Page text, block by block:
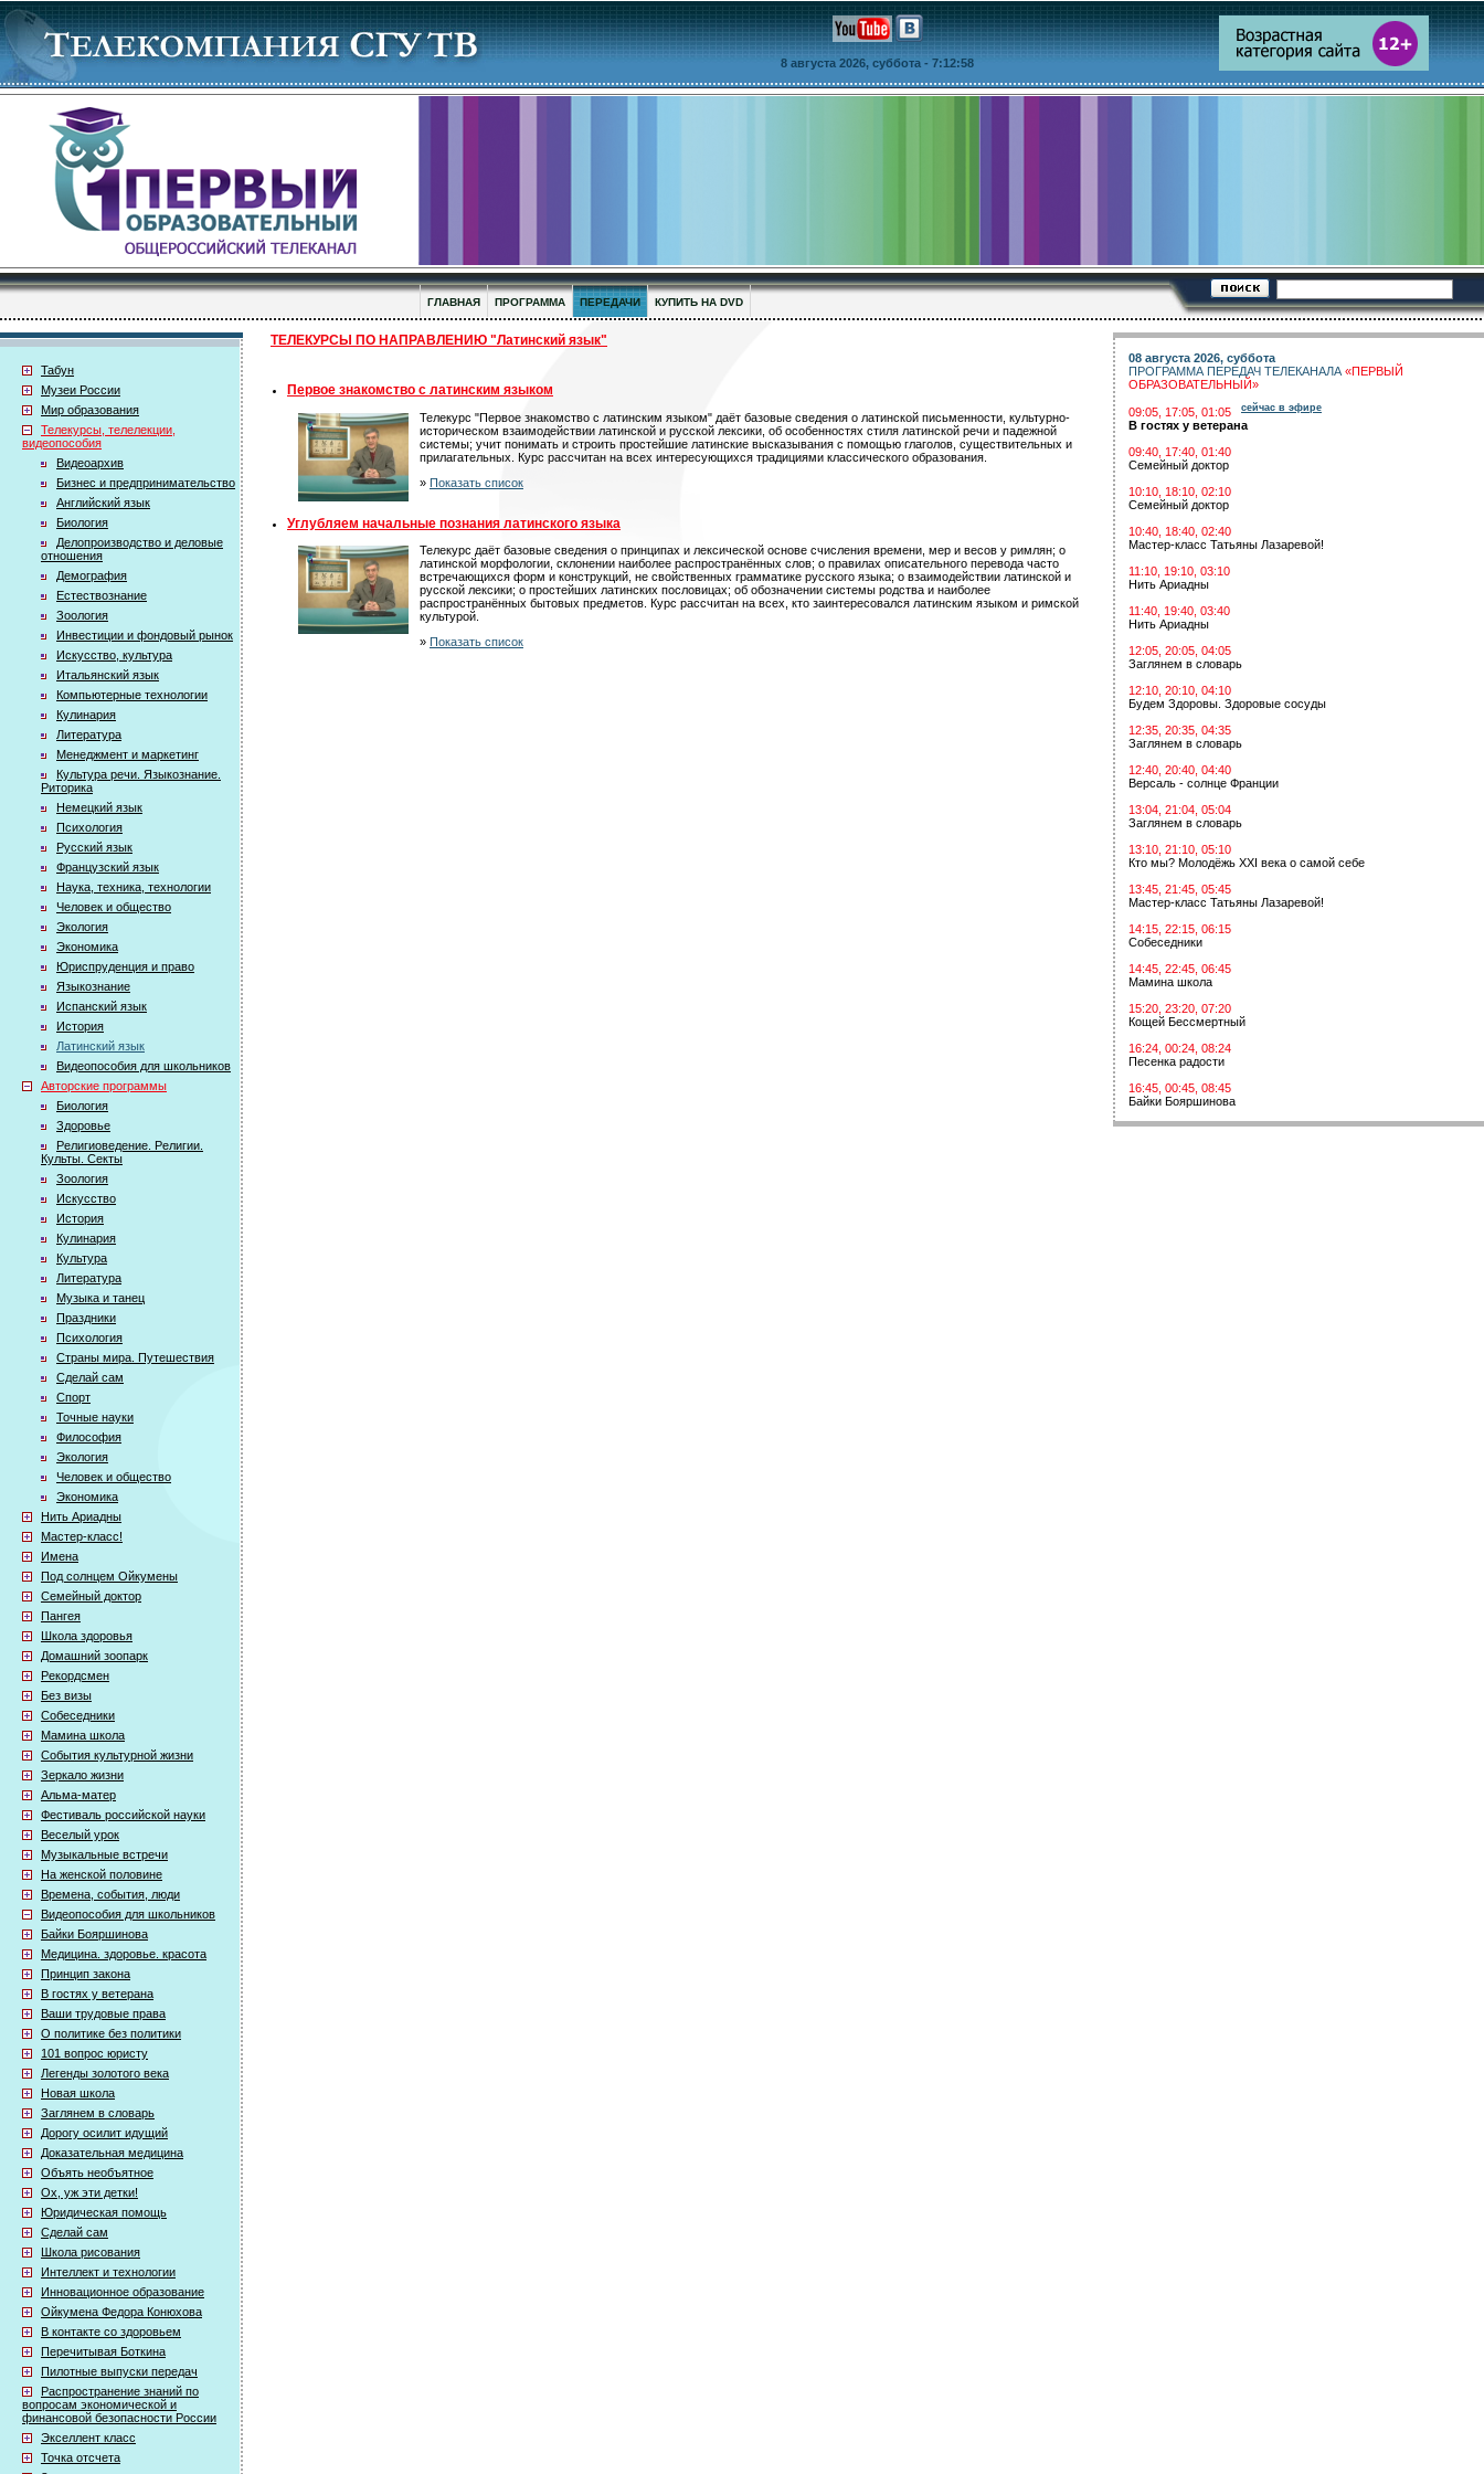
8 августа 2026, суббота - 7:12:58
ГЛАВНАЯ ПРОГРАММА ПЕРЕДАЧИ КУПИТЬ НА DVD
Табун
Музеи России
Мир образования
Телекурсы, телелекции,
видеопособия
Видеоархив
Бизнес и предпринимательство
Английский язык
Биология
Делопроизводство и деловые
отношения
Демография
Естествознание
Зоология
Инвестиции и фондовый рынок
Искусство, культура
Итальянский язык
Компьютерные технологии
Кулинария
Литература
Менеджмент и маркетинг
Культура речи. Языкознание.
Риторика
Немецкий язык
Психология
Русский язык
Французский язык
Наука, техника, технологии
Человек и общество
Экология
Экономика
Юриспруденция и право
Языкознание
Испанский язык
История
Латинский язык
Видеопособия для школьников
Авторские программы
Биология
Здоровье
Религиоведение. Религии.
Культы. Секты
Зоология
Искусство
История
Кулинария
Культура
Литература
Музыка и танец
Праздники
Психология
Страны мира. Путешествия
Сделай сам
Спорт
Точные науки
Философия
Экология
Человек и общество
Экономика
Нить Ариадны
Мастер-класс!
Имена
Под солнцем Ойкумены
Семейный доктор
Пангея
Школа здоровья
Домашний зоопарк
Рекордсмен
Без визы
Собеседники
Мамина школа
События культурной жизни
Зеркало жизни
Альма-матер
Фестиваль российской науки
Веселый урок
Музыкальные встречи
На женской половине
Времена, события, люди
Видеопособия для школьников
Байки Бояршинова
Медицина. здоровье. красота
Принцип закона
В гостях у ветерана
Ваши трудовые права
О политике без политики
101 вопрос юристу
Легенды золотого века
Новая школа
Заглянем в словарь
Дорогу осилит идущий
Доказательная медицина
Объять необъятное
Ох, уж эти детки!
Юридическая помощь
Сделай сам
Школа рисования
Интеллект и технологии
Инновационное образование
Ойкумена Федора Конюхова
В контакте со здоровьем
Перечитывая Боткина
Пилотные выпуски передач
Распространение знаний по
вопросам экономической и
финансовой безопасности России
Экселлент класс
Точка отсчета
ТЕЛЕКУРСЫ ПО НАПРАВЛЕНИЮ "Латинский язык"
Первое знакомство с латинским языком
Телекурс "Первое знакомство с латинским языком" даёт базовые сведения о латинской письменности, культурно-
историческом взаимодействии латинской и русской лексики, об особенностях стиля латинской речи и падежной
системы; учит понимать и строить простейшие латинские высказывания с помощью глаголов, существительных и
прилагательных. Курс рассчитан на всех интересующихся традициями классического образования.
» Показать список
Углубляем начальные познания латинского языка
Телекурс даёт базовые сведения о принципах и лексической основе счисления времени, мер и весов у римлян; о
латинской морфологии, склонении наиболее распространённых слов; о правилах описательного перевода часто
встречающихся форм и конструкций, не свойственных грамматике русского языка; о взаимодействии латинской и
русской лексики; о простейших латинских пословицах; об обозначении системы родства и наиболее
распространённых бытовых предметов. Курс рассчитан на всех, кто заинтересовался латинским языком и римской
культурой.
» Показать список
08 августа 2026, суббота
ПРОГРАММА ПЕРЕДАЧ ТЕЛЕКАНАЛА «ПЕРВЫЙ
ОБРАЗОВАТЕЛЬНЫЙ»
09:05, 17:05, 01:05 сейчас в эфире
В гостях у ветерана
09:40, 17:40, 01:40
Семейный доктор
10:10, 18:10, 02:10
Семейный доктор
10:40, 18:40, 02:40
Мастер-класс Татьяны Лазаревой!
11:10, 19:10, 03:10
Нить Ариадны
11:40, 19:40, 03:40
Нить Ариадны
12:05, 20:05, 04:05
Заглянем в словарь
12:10, 20:10, 04:10
Будем Здоровы. Здоровые сосуды
12:35, 20:35, 04:35
Заглянем в словарь
12:40, 20:40, 04:40
Версаль - солнце Франции
13:04, 21:04, 05:04
Заглянем в словарь
13:10, 21:10, 05:10
Кто мы? Молодёжь XXI века о самой себе
13:45, 21:45, 05:45
Мастер-класс Татьяны Лазаревой!
14:15, 22:15, 06:15
Собеседники
14:45, 22:45, 06:45
Мамина школа
15:20, 23:20, 07:20
Кощей Бессмертный
16:24, 00:24, 08:24
Песенка радости
16:45, 00:45, 08:45
Байки Бояршинова